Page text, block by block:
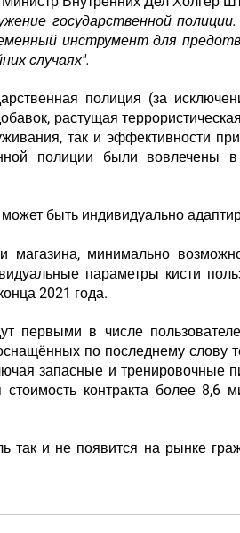
государственной
инструмент для
случаях".
полиция (за
растущая
так и эффективности
полиции были вовлечены
быть индивидуально
магазина, минимально
параметры кисти
2021 года.
первыми в числе
по последнему слову
запасные и тренировочные
контракта более 8,6
так и не появится на рынке